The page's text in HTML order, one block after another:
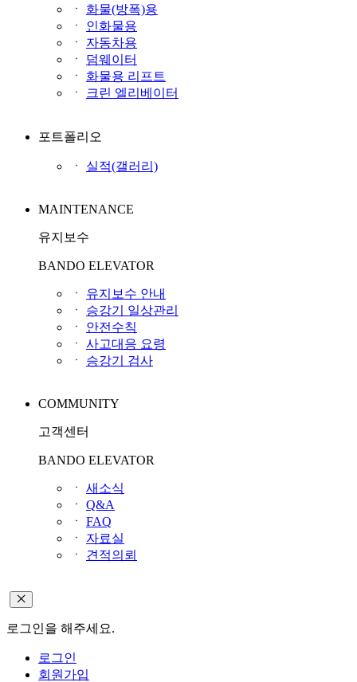
ㆍ 화물(방폭)용
ㆍ 인화물용
ㆍ 자동차용
ㆍ 덤웨이터
ㆍ 화물용 리프트
ㆍ
크린 엘리베이터
포트폴리오
ㆍ 실적(갤러리)
MAINTENANCE
유지보수
BANDO ELEVATOR
ㆍ 유지보수 안내
ㆍ 승강기 일상관리
ㆍ 안전수칙
ㆍ 사고대응 요령
ㆍ 승강기 검사
COMMUNITY
고객센터
BANDO ELEVATOR
ㆍ 새소식
ㆍ Q&A
ㆍ FAQ
ㆍ 자료실
ㆍ 견적의뢰
로그인을 해주세요.
로그인
회원가입